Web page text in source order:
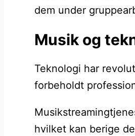
dem under
Musik og
Teknologi har
forbeholdt
hvilket kan berige